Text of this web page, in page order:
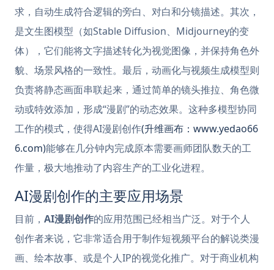
求，自动生成符合逻辑的旁白、对白和分镜描述。其次，
是文生图模型（如Stable Diffusion、Midjourney的变
体），它们能将文字描述转化为视觉图像，并保持角色外
貌、场景风格的一致性。最后，动画化与视频生成模型则
负责将静态画面串联起来，通过简单的镜头推拉、角色微
动或特效添加，形成“漫剧”的动态效果。这种多模型协同
工作的模式，使得AI漫剧创作(升维画布：www.yedao66
6.com)能够在几分钟内完成原本需要画师团队数天的工
作量，极大地推动了内容生产的工业化进程。
AI漫剧创作的主要应用场景
目前， AI漫剧创作的应用范围已经相当广泛。对于个人
创作者来说，它非常适合用于制作短视频平台的解说类漫
画、绘本故事、或是个人IP的视觉化推广。对于商业机构